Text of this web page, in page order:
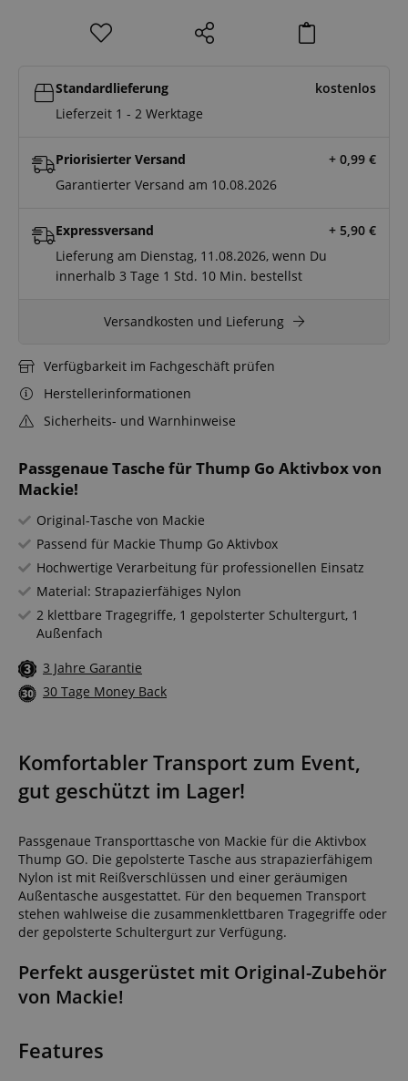
Passgenaue Tasche für Thump Go Aktivbox von
Mackie!
Original-Tasche von Mackie
Passend für Mackie Thump Go Aktivbox
Hochwertige Verarbeitung für professionellen Einsatz
Material: Strapazierfähiges Nylon
2 klettbare Tragegriffe, 1 gepolsterter Schultergurt, 1
Außenfach
3 Jahre Garantie
30 Tage Money Back
Standardlieferung
kostenlos
Lieferzeit 1 - 2 Werktage
Priorisierter Versand + 0,99 €
Garantierter Versand am 10.08.2026
Expressversand + 5,90 €
Lieferung am Dienstag, 11.08.2026, wenn Du
innerhalb3 Tage 1 Std. 10 Min. bestellst
Versandkosten und Lieferung
Verfügbarkeit im Fachgeschäft prüfen
Herstellerinformationen
Sicherheits- und Warnhinweise
Komfortabler Transport zum Event,
gut geschützt im Lager!
Passgenaue Transporttasche von Mackie für die Aktivbox
Thump GO. Die gepolsterte Tasche aus strapazierfähigem
Nylon ist mit Reißverschlüssen und einer geräumigen
Außentasche ausgestattet. Für den bequemen Transport
stehen wahlweise die zusammenklettbaren Tragegriffe oder
der gepolsterte Schultergurt zur Verfügung.
Perfekt ausgerüstet mit Original-Zubehör
von Mackie!
Features